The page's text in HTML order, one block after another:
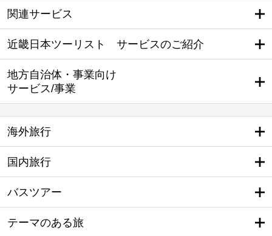
関連サービス
近畿日本ツーリスト サービスのご紹介
地方自治体・事業向け
サービス/事業
海外旅行
国内旅行
バスツアー
テーマのある旅